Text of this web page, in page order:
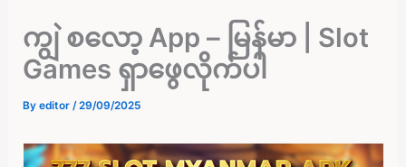
ကျွဲ စလော့ App – မြန်မာ | Slot
Games ရှာဖွေလိုက်ပါ
Byeditor/29/09/2025